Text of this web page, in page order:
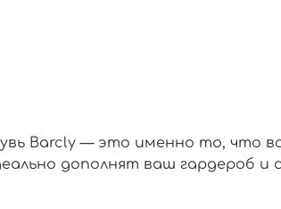
Barcly — это именно то, что
дополнят ваш гардероб и